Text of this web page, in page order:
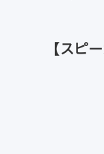
【スピー